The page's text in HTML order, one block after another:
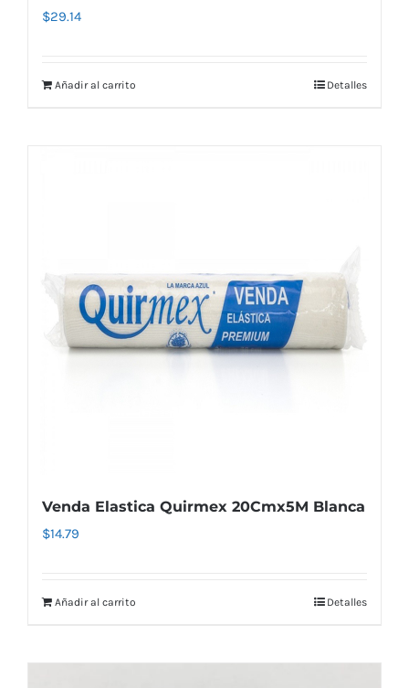
$29.14
Añadir al carrito Detalles
Venda Elastica Quirmex 20Cmx5M Blanca
$14.79
Añadir al carrito Detalles